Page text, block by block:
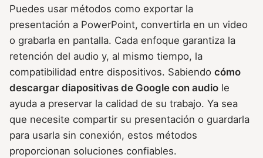
Puedes usar métodos como exportar la
presentación a PowerPoint, convertirla en un video
o grabarla en pantalla. Cada enfoque garantiza la
retención del audio y, al mismo tiempo, la
compatibilidad entre dispositivos. Sabiendo cómo
descargar diapositivas de Google con audio le
ayuda a preservar la calidad de su trabajo. Ya sea
que necesite compartir su presentación o guardarla
para usarla sin conexión, estos métodos
proporcionan soluciones confiables.